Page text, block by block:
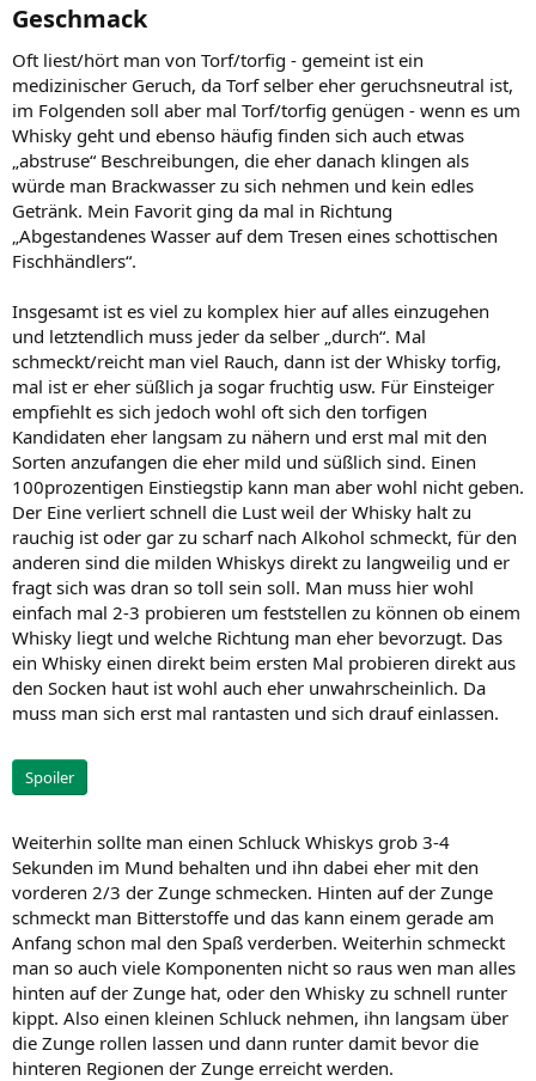
Geschmack​
Oft liest/hört man von Torf/torfig - gemeint ist ein
medizinischer Geruch, da Torf selber eher geruchsneutral ist,
im Folgenden soll aber mal Torf/torfig genügen - wenn es um
Whisky geht und ebenso häufig finden sich auch etwas
„abstruse“ Beschreibungen, die eher danach klingen als
würde man Brackwasser zu sich nehmen und kein edles
Getränk. Mein Favorit ging da mal in Richtung
„Abgestandenes Wasser auf dem Tresen eines schottischen
Fischhändlers“.
Insgesamt ist es viel zu komplex hier auf alles einzugehen
und letztendlich muss jeder da selber „durch“. Mal
schmeckt/reicht man viel Rauch, dann ist der Whisky torfig,
mal ist er eher süßlich ja sogar fruchtig usw. Für Einsteiger
empfiehlt es sich jedoch wohl oft sich den torfigen
Kandidaten eher langsam zu nähern und erst mal mit den
Sorten anzufangen die eher mild und süßlich sind. Einen
100prozentigen Einstiegstip kann man aber wohl nicht geben.
Der Eine verliert schnell die Lust weil der Whisky halt zu
rauchig ist oder gar zu scharf nach Alkohol schmeckt, für den
anderen sind die milden Whiskys direkt zu langweilig und er
fragt sich was dran so toll sein soll. Man muss hier wohl
einfach mal 2-3 probieren um feststellen zu können ob einem
Whisky liegt und welche Richtung man eher bevorzugt. Das
ein Whisky einen direkt beim ersten Mal probieren direkt aus
den Socken haut ist wohl auch eher unwahrscheinlich. Da
muss man sich erst mal rantasten und sich drauf einlassen.
Spoiler
Weiterhin sollte man einen Schluck Whiskys grob 3-4
Sekunden im Mund behalten und ihn dabei eher mit den
vorderen 2/3 der Zunge schmecken. Hinten auf der Zunge
schmeckt man Bitterstoffe und das kann einem gerade am
Anfang schon mal den Spaß verderben. Weiterhin schmeckt
man so auch viele Komponenten nicht so raus wen man alles
hinten auf der Zunge hat, oder den Whisky zu schnell runter
kippt. Also einen kleinen Schluck nehmen, ihn langsam über
die Zunge rollen lassen und dann runter damit bevor die
hinteren Regionen der Zunge erreicht werden.